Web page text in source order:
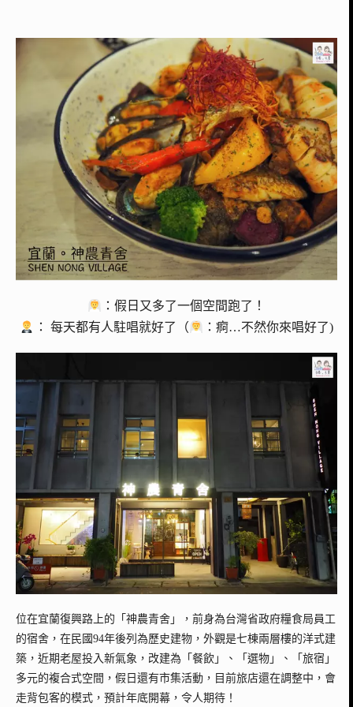
：假日又多了一個空間跑了！
： 每天都有人駐唱就好了（
：痾…不然你來唱好了)
位在宜蘭復興路上的「神農青舍」，前身為台灣省政府糧食局員工
的宿舍，在民國94年後列為歷史建物，外觀是七棟兩層樓的洋式建
築，近期老屋投入新氣象，改建為「餐飲」、「選物」、「旅宿」
多元的複合式空間，假日還有市集活動，目前旅店還在調整中，會
走背包客的模式，預計年底開幕，令人期待！